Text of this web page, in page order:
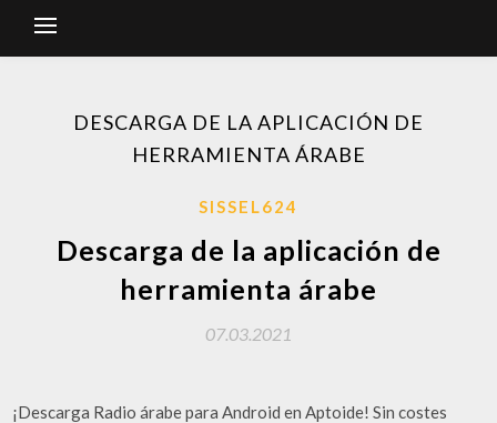
DESCARGA DE LA APLICACIÓN DE
HERRAMIENTA ÁRABE
SISSEL624
Descarga de la aplicación de
herramienta árabe
07.03.2021
¡Descarga Radio árabe para Android en Aptoide! Sin costes